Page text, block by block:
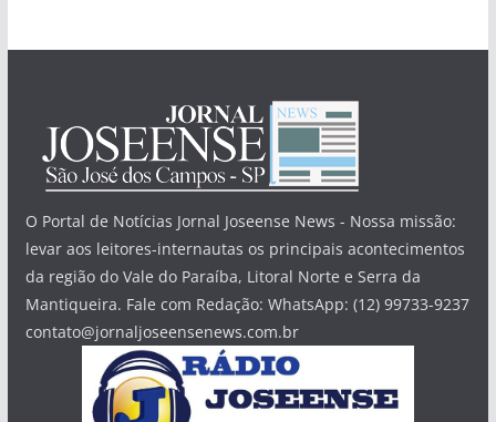
O Portal de Notícias Jornal Joseense News - Nossa missão:
levar aos leitores-internautas os principais acontecimentos
da região do Vale do Paraíba, Litoral Norte e Serra da
Mantiqueira. Fale com Redação: WhatsApp: (12) 99733-9237
contato@jornaljoseensenews.com.br